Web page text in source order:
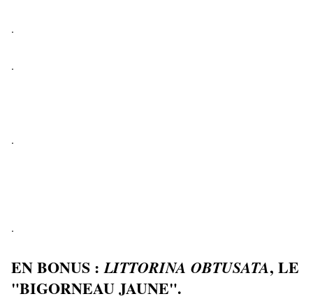
.
.
.
.
EN BONUS :LITTORINA OBTUSATA, LE
"BIGORNEAU JAUNE".